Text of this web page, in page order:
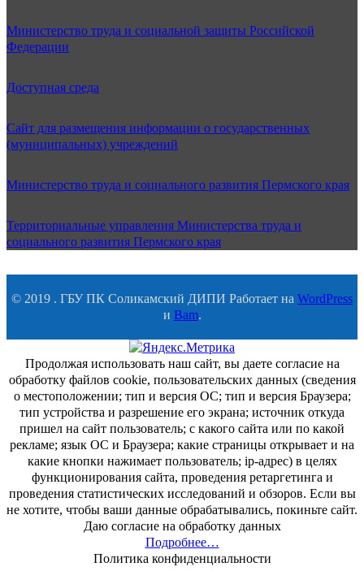
Министерство труда и социальной защиты Российской
Федерации
Доступная среда
Сайт для размещения информации о государственных
(муниципальных) учреждений
Министерство труда и социального развития Пермского края
Территориальные управления Министерства труда и
социального развития Пермского края
© 2019 . ГБУ ПК Соликамский ДИПИ Работает на WordPress
и Bam.
Продолжая использовать наш сайт, вы даете согласие на
обработку файлов cookie, пользовательских данных (сведения
о местоположении; тип и версия ОС; тип и версия Браузера;
тип устройства и разрешение его экрана; источник откуда
пришел на сайт пользователь; с какого сайта или по какой
рекламе; язык ОС и Браузера; какие страницы открывает и на
какие кнопки нажимает пользователь; ip-адрес) в целях
функционирования сайта, проведения ретаргетинга и
проведения статистических исследований и обзоров. Если вы
не хотите, чтобы ваши данные обрабатывались, покиньте сайт.
Даю согласие на обработку данных
Подробнее…
Политика конфиденциальности